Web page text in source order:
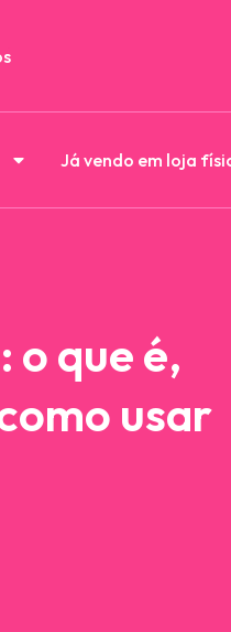
Já vendo em loja
o que é,
usar